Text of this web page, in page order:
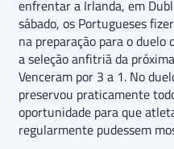
enfrentar a Irlanda, em
sábado, os Portugueses
na preparação para o
a seleção anfitriã da
Venceram por 3 a 1. No
preservou praticamente
oportunidade para que
regularmente pudessem